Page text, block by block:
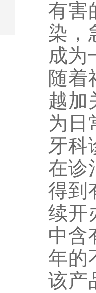
有害
染，
成为
随着
越加
为日
牙科
在诊
得到
续开
中含
年的
该产